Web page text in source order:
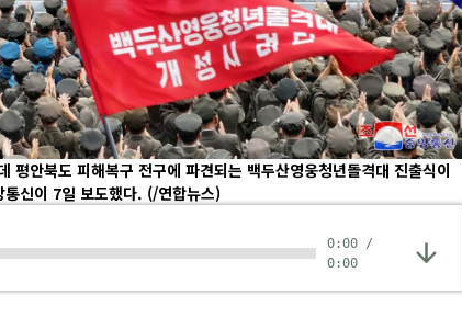
평안북도 피해복구 전구에 파견되는 백두산영웅청년돌격대 진출식이
신이 7일 보도했다. (/연합뉴스)
0:00 /
0:00